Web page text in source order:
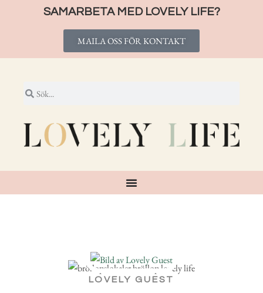
SAMARBETA MED LOVELY LIFE?
MAILA OSS FÖR KONTAKT
LOVELY GUEST